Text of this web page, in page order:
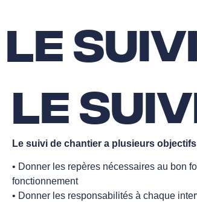
Le
Le
Le suivi de chantier a plusieurs
• Donner les repères nécessaires au bon
fonctionnement
• Donner les responsabilités à chaque